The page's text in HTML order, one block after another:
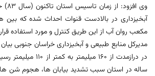
مکعب روان آب از این طریق کنترل و مورد استفاده
مدیرکل منابع طبیعی و آبخیزداری خراسان جنوبی
ساله در استان سبب تشدید بیابان ها، هجوم شن